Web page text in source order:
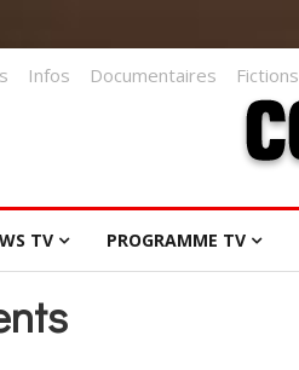
Infos Documentaires Fictions
TV PROGRAMME TV